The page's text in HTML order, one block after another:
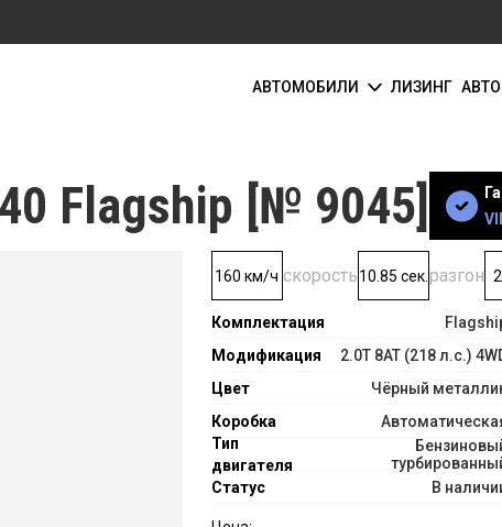
АВТОМОБИЛИ ЛИЗИНГ
Flagship [№ 9045]
Комплектация
Модификация
2.0T 8AT (218 л.с.)
Цвет
Чёрный
Коробка
Тип
двигателя
Статус
В
160 км/ч скорость10.85 сек. разгон